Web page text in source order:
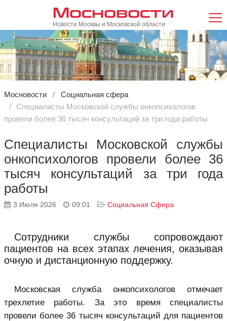
Мосновости
Новости Москвы и Московской области
Мосновости
Социальная сфера
Специалисты Московской службы онкопсихологов
провели более 36 тысяч консультаций за три года работы
Специалисты Московской службы
онкопсихологов провели более 36
тысяч консультаций за три года
работы
3 Июля 2026 09:01 Социальная Сфера
Сотрудники службы сопровождают
пациентов на всех этапах лечения, оказывая
очную и дистанционную поддержку.
Московская служба онкопсихологов отмечает
трехлетие работы. За это время специалисты
провели более 36 тысяч консультаций для пациентов